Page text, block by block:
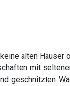
alten
mit
geschnitzten